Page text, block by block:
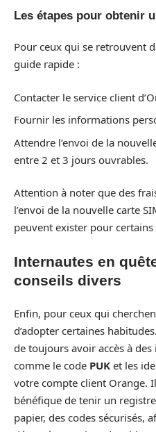
Les étapes pour obtenir
Pour ceux qui se retrouvent
guide rapide :
Contacter le service client
Fournir les informations
Attendre l’envoi de la
entre 2 et 3 jours ouvrables.
Attention à noter que des
l’envoi de la nouvelle carte
peuvent exister pour certains
Internautes en
conseils divers
Enfin, pour ceux qui
d’adopter certaines
de toujours avoir accès à
comme le code PUK et les
votre compte client Orange.
bénéfique de tenir un
papier, des codes sécurisés,